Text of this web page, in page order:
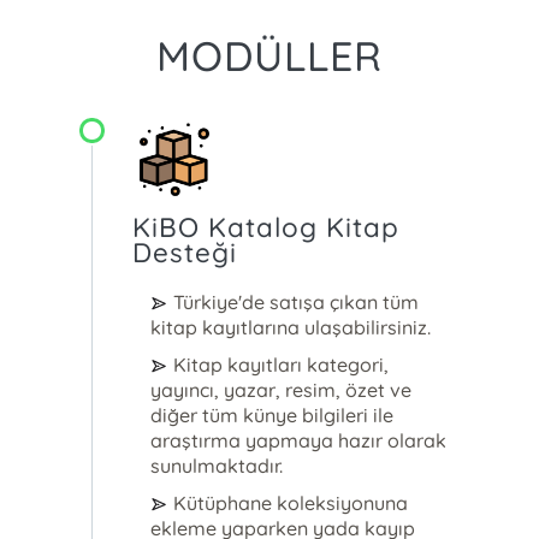
kullanıcı artırımları yapılabilir.
MODÜLLER
KiBO Katalog Kitap
Desteği
Türkiye'de satışa çıkan tüm
kitap kayıtlarına ulaşabilirsiniz.
Kitap kayıtları kategori,
yayıncı, yazar, resim, özet ve
diğer tüm künye bilgileri ile
araştırma yapmaya hazır olarak
sunulmaktadır.
Kütüphane koleksiyonuna
ekleme yaparken yada kayıp